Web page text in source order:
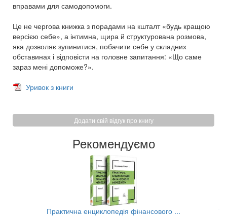
вправами для самодопомоги.
Це не чергова книжка з порадами на кшталт «будь кращою
версією себе», а інтимна, щира й структурована розмова,
яка дозволяє зупинитися, побачити себе у складних
обставинах і відповісти на головне запитання: «Що саме
зараз мені допоможе?».
Уривок з книги
Додати свій відгук про книгу
Рекомендуємо
Практична енциклопедія фінансового ...